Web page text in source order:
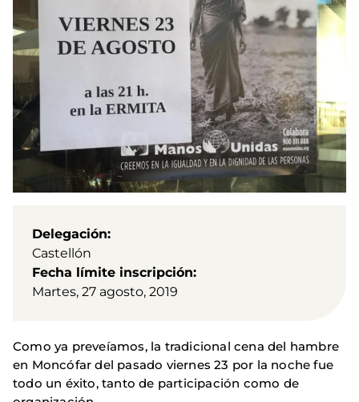
Delegación
Castellón
Fecha límite inscripción
Martes, 27 agosto, 2019
Como ya preveíamos, la tradicional cena del hambre
en Moncófar del pasado viernes 23 por la noche fue
todo un éxito, tanto de participación como de